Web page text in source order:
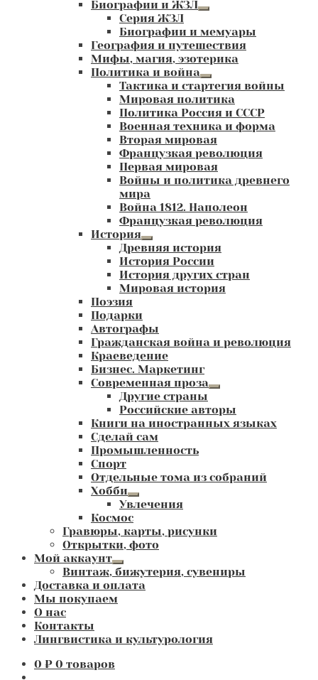
Биографии и ЖЗЛ
Развернутое
меню
Серия ЖЗЛ
Биографии и мемуары
География и путешествия
Мифы, магия, эзотерика
Политика и война
Развернутое
вложенное
меню
Тактика и стартегия войны
Мировая политика
Политика Россия и СССР
Военная техника и форма
Вторая мировая
Французкая революция
Первая мировая
Войны и политика древнего
мира
Война 1812. Наполеон
Французкая революция
История
Развернутое
вложенное
меню
Древняя история
История России
История других стран
Мировая история
Поэзия
Подарки
Автографы
Гражданская война и революция
Краеведение
Бизнес. Маркетинг
Современная проза
Развернутое
меню
Другие страны
Российские авторы
Книги на иностранных языках
Сделай сам
Промышленность
Спорт
Отдельные тома из собраний
Хобби
Развернутое
вложенное
меню
Увлечения
Космос
Гравюры, карты, рисунки
Открытки, фото
Мой аккаунт
Развернутое
вложенное
меню
Винтаж, бижутерия, сувениры
Доставка и оплата
Мы покупаем
О нас
Контакты
Лингвистика и культурология
0 ₽ 0 товаров